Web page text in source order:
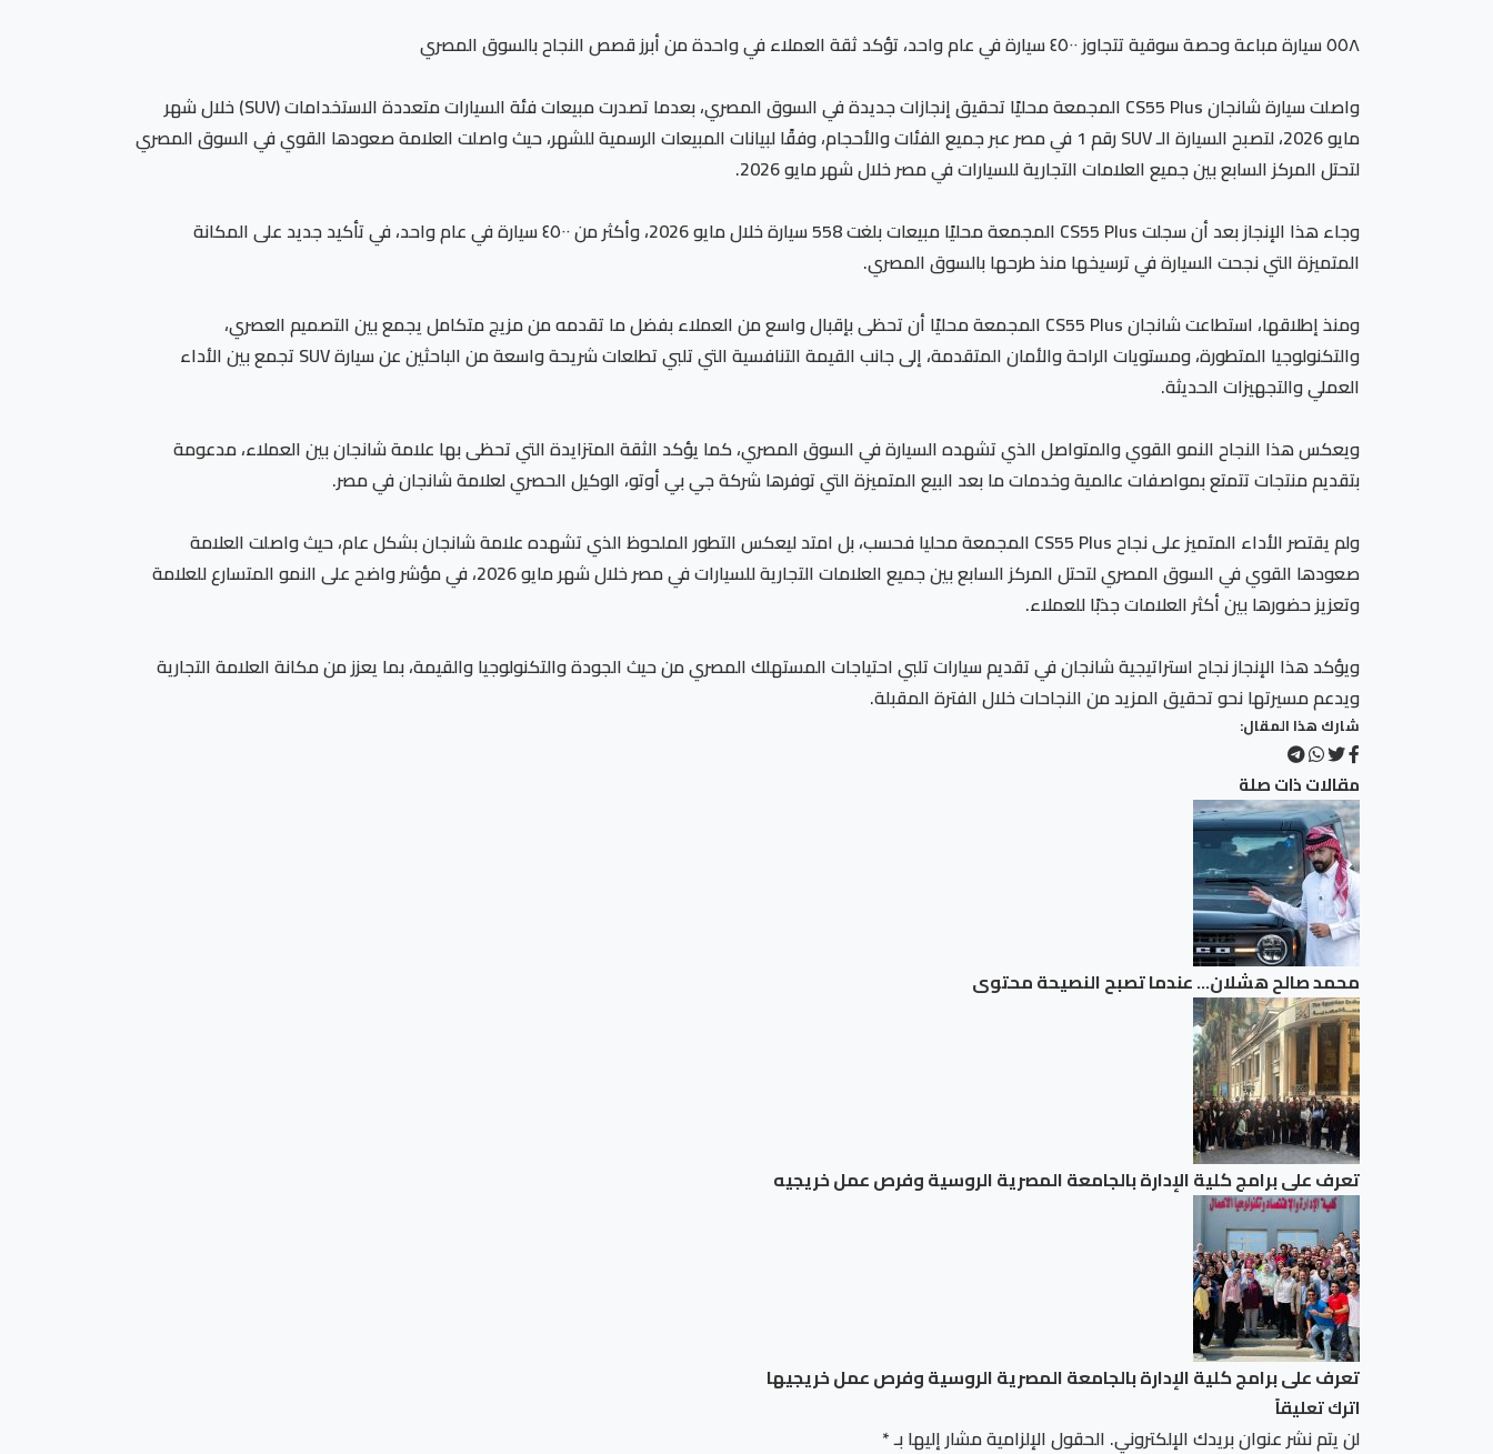
٥٥٨ سيارة مباعة وحصة سوقية تتجاوز ٤٥٠٠ سيارة في عام واحد، تؤكد ثقة العملاء في واحدة من أبرز قصص النجاح بالسوق المصري
واصلت سيارة شانجان CS55 Plus المجمعة محليًا تحقيق إنجازات جديدة في السوق المصري، بعدما تصدرت مبيعات فئة السيارات متعددة الاستخدامات (SUV) خلال شهر
مايو 2026، لتصبح السيارة الـ SUV رقم 1 في مصر عبر جميع الفئات والأحجام، وفقًا لبيانات المبيعات الرسمية للشهر، حيث واصلت العلامة صعودها القوي في السوق المصري
لتحتل المركز السابع بين جميع العلامات التجارية للسيارات في مصر خلال شهر مايو 2026.
وجاء هذا الإنجاز بعد أن سجلت CS55 Plus المجمعة محليًا مبيعات بلغت 558 سيارة خلال مايو 2026، وأكثر من ٤٥٠٠ سيارة في عام واحد، في تأكيد جديد على المكانة
المتميزة التي نجحت السيارة في ترسيخها منذ طرحها بالسوق المصري.
ومنذ إطلاقها، استطاعت شانجان CS55 Plus المجمعة محليًا أن تحظى بإقبال واسع من العملاء بفضل ما تقدمه من مزيج متكامل يجمع بين التصميم العصري،
والتكنولوجيا المتطورة، ومستويات الراحة والأمان المتقدمة، إلى جانب القيمة التنافسية التي تلبي تطلعات شريحة واسعة من الباحثين عن سيارة SUV تجمع بين الأداء
العملي والتجهيزات الحديثة.
ويعكس هذا النجاح النمو القوي والمتواصل الذي تشهده السيارة في السوق المصري، كما يؤكد الثقة المتزايدة التي تحظى بها علامة شانجان بين العملاء، مدعومة
بتقديم منتجات تتمتع بمواصفات عالمية وخدمات ما بعد البيع المتميزة التي توفرها شركة جي بي أوتو، الوكيل الحصري لعلامة شانجان في مصر.
ولم يقتصر الأداء المتميز على نجاح CS55 Plus المجمعة محليا فحسب، بل امتد ليعكس التطور الملحوظ الذي تشهده علامة شانجان بشكل عام، حيث واصلت العلامة
صعودها القوي في السوق المصري لتحتل المركز السابع بين جميع العلامات التجارية للسيارات في مصر خلال شهر مايو 2026، في مؤشر واضح على النمو المتسارع للعلامة
وتعزيز حضورها بين أكثر العلامات جذبًا للعملاء.
ويؤكد هذا الإنجاز نجاح استراتيجية شانجان في تقديم سيارات تلبي احتياجات المستهلك المصري من حيث الجودة والتكنولوجيا والقيمة، بما يعزز من مكانة العلامة التجارية
ويدعم مسيرتها نحو تحقيق المزيد من النجاحات خلال الفترة المقبلة.
شارك هذا المقال:
مقالات ذات صلة
محمد صالح هشلان… عندما تصبح النصيحة محتوى
تعرف على برامج كلية الإدارة بالجامعة المصرية الروسية وفرص عمل خريجيه
تعرف على برامج كلية الإدارة بالجامعة المصرية الروسية وفرص عمل خريجيها
اترك تعليقاً
لن يتم نشر عنوان بريدك الإلكتروني. الحقول الإلزامية مشار إليها بـ*